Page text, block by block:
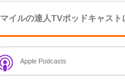
マイルの達人TVポッドキャスト
Apple Podcasts